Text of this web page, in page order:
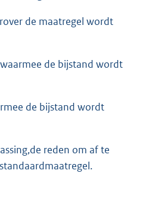
de maatregel wordt
de bijstand wordt
de bijstand wordt
reden om af te